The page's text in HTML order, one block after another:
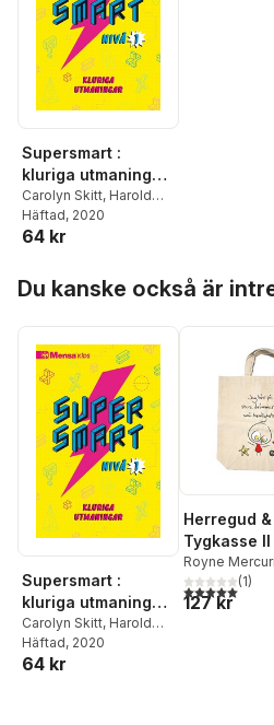
Supersmart :
kluriga utmaningar.
Nivå 1
Carolyn Skitt, Harold
Gale,Robert Allen
Häftad, 2020
64 kr
Du kanske också är
Supersmart :
kluriga utmaningar.
Nivå 1
Carolyn Skitt, Harold
Gale,Robert Allen
Häftad, 2020
64 kr
Herregud &
Tygkasse ll
Royne
5,0utav 5(1)
127 kr